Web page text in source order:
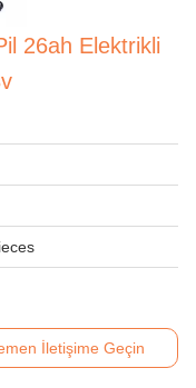
26ah Elektrikli
İletişime Geçin